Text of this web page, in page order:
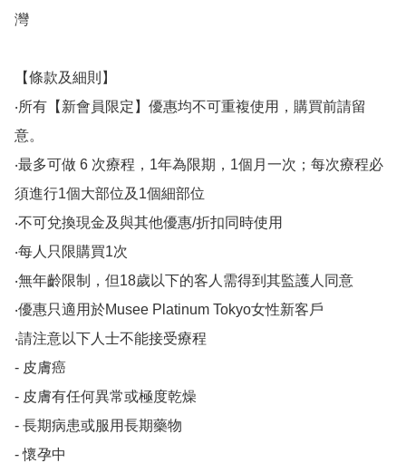
灣
【條款及細則】
‧所有【新會員限定】優惠均不可重複使用，購買前請留
意。
‧最多可做 6 次療程，1年為限期，1個月一次；每次療程必
須進行1個大部位及1個細部位
‧不可兌換現金及與其他優惠/折扣同時使用
‧每人只限購買1次
‧無年齡限制，但18歲以下的客人需得到其監護人同意
‧優惠只適用於Musee Platinum Tokyo女性新客戶
‧請注意以下人士不能接受療程
- 皮膚癌
- 皮膚有任何異常或極度乾燥
- 長期病患或服用長期藥物
- 懷孕中